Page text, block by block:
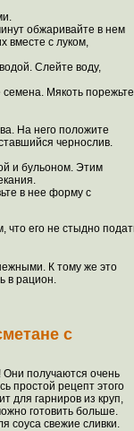
обжаривайте в нем
вместе с луком,
Слейте воду,
Мякоть порежьте
На него положите
чернослив.
и бульоном. Этим
в нее форму с
что его не стыдно
К тому же это
в рацион.
с
получаются очень
простой рецепт этого
для гарниров из круп,
готовить больше.
соуса свежие сливки.